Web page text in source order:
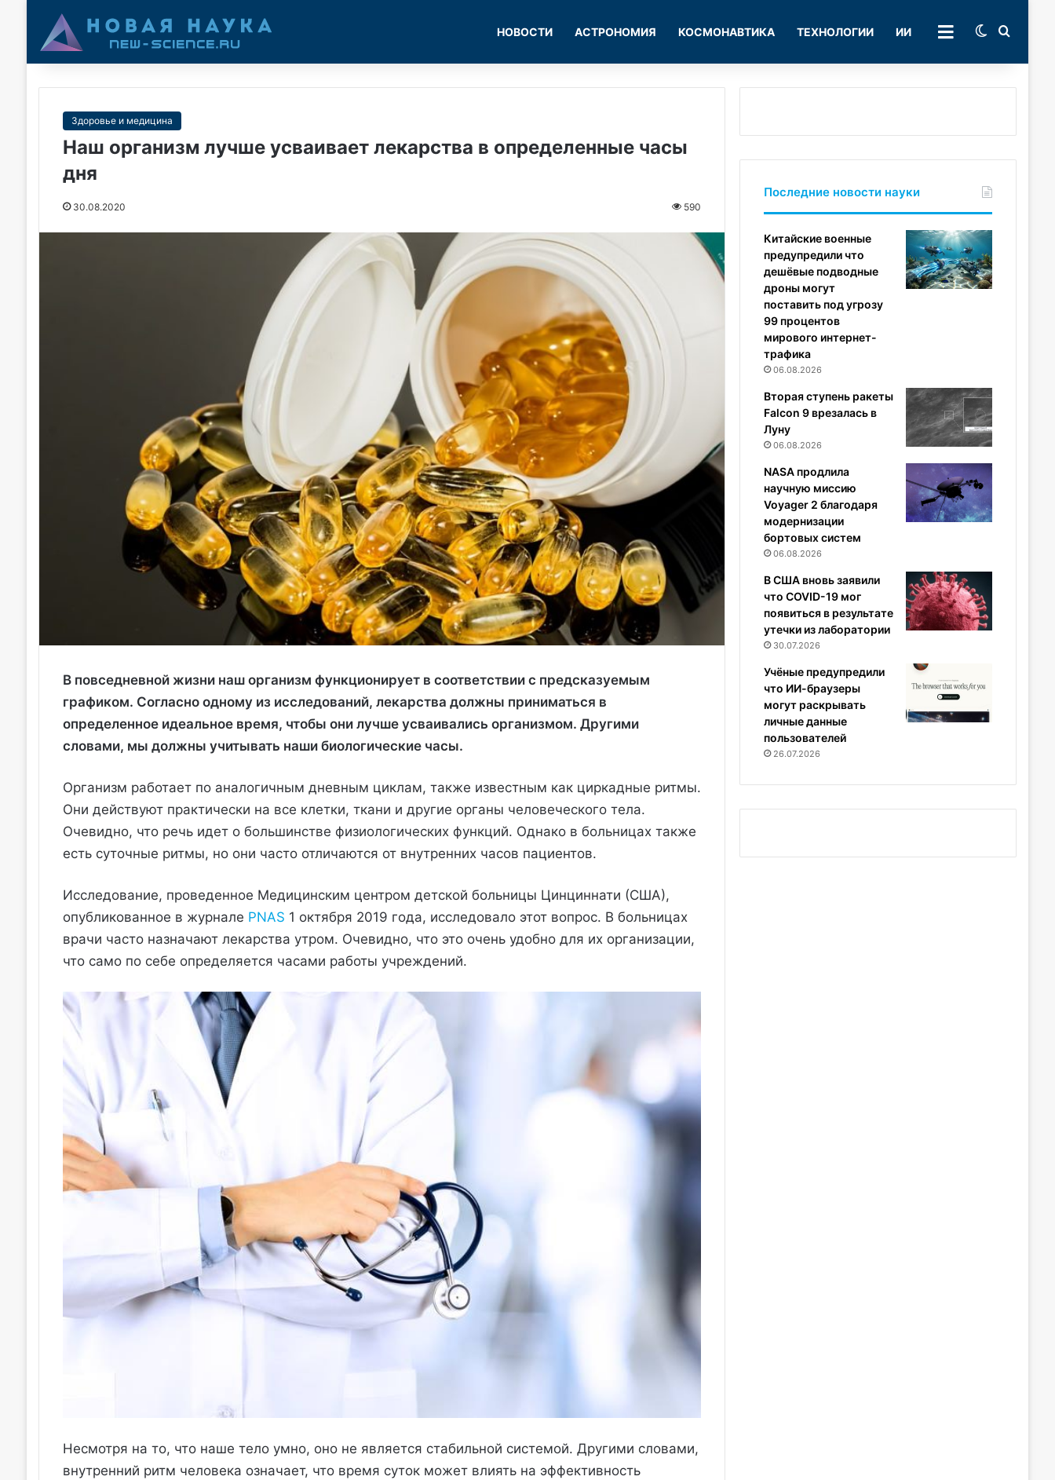
НОВОСТИ АСТРОНОМИЯ КОСМОНАВТИКА ТЕХНОЛОГИИ ИИ РУБРИКИSwitch skin
Здоровье и медицина
Наш организм лучше усваивает лекарства в определенные часы
дня
30.08.2020 590
В повседневной жизни наш организм функционирует в соответствии с предсказуемым
графиком. Согласно одному из исследований, лекарства должны приниматься в
определенное идеальное время, чтобы они лучше усваивались организмом. Другими
словами, мы должны учитывать наши биологические часы.
Организм работает по аналогичным дневным циклам, также известным как циркадные ритмы.
Они действуют практически на все клетки, ткани и другие органы человеческого тела.
Очевидно, что речь идет о большинстве физиологических функций. Однако в больницах также
есть суточные ритмы, но они часто отличаются от внутренних часов пациентов.
Исследование, проведенное Медицинским центром детской больницы Цинциннати (США),
опубликованное в журнале PNAS 1 октября 2019 года, исследовало этот вопрос. В больницах
врачи часто назначают лекарства утром. Очевидно, что это очень удобно для их организации,
что само по себе определяется часами работы учреждений.
Несмотря на то, что наше тело умно, оно не является стабильной системой. Другими словами,
внутренний ритм человека означает, что время суток может влиять на эффективность
Последние новости науки
Китайские военные
предупредили что
дешёвые подводные
дроны могут
поставить под угрозу
99 процентов
мирового интернет-
трафика
06.08.2026
Вторая ступень ракеты
Falcon 9 врезалась в
Луну
06.08.2026
NASA продлила
научную миссию
Voyager 2 благодаря
модернизации
бортовых систем
06.08.2026
В США вновь заявили
что COVID-19 мог
появиться в результате
утечки из лаборатории
30.07.2026
Учёные предупредили
что ИИ-браузеры
могут раскрывать
личные данные
пользователей
26.07.2026